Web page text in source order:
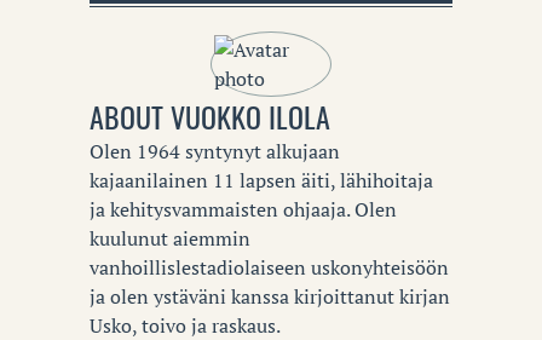
ABOUTVUOKKO ILOLA
Olen 1964 syntynyt alkujaan
kajaanilainen 11 lapsen äiti, lähihoitaja
ja kehitysvammaisten ohjaaja. Olen
kuulunut aiemmin
vanhoillislestadiolaiseen uskonyhteisöön
ja olen ystäväni kanssa kirjoittanut kirjan
Usko, toivo ja raskaus.